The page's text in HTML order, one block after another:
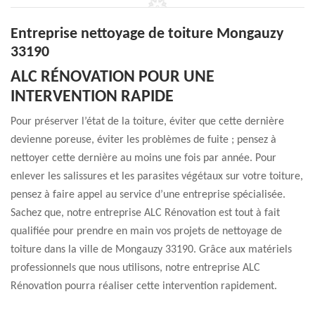
Entreprise nettoyage de toiture Mongauzy
33190
ALC RÉNOVATION POUR UNE
INTERVENTION RAPIDE
Pour préserver l’état de la toiture, éviter que cette dernière
devienne poreuse, éviter les problèmes de fuite ; pensez à
nettoyer cette dernière au moins une fois par année. Pour
enlever les salissures et les parasites végétaux sur votre toiture,
pensez à faire appel au service d’une entreprise spécialisée.
Sachez que, notre entreprise ALC Rénovation est tout à fait
qualifiée pour prendre en main vos projets de nettoyage de
toiture dans la ville de Mongauzy 33190. Grâce aux matériels
professionnels que nous utilisons, notre entreprise ALC
Rénovation pourra réaliser cette intervention rapidement.